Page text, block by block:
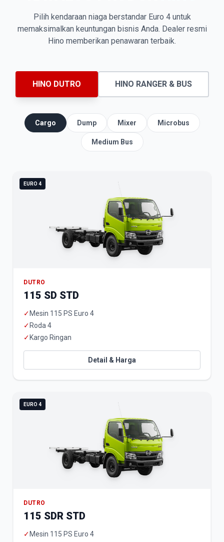
Pilih kendaraan niaga berstandar Euro 4 untuk
memaksimalkan keuntungan bisnis Anda. Dealer resmi
Hino memberikan penawaran terbaik.
HINO DUTRO HINO RANGER & BUS
Cargo Dump Mixer Microbus
Medium Bus
EURO 4
DUTRO
115 SD STD
✓ Mesin 115 PS Euro 4
✓ Roda 4
✓ Kargo Ringan
Detail & Harga
EURO 4
DUTRO
115 SDR STD
✓ Mesin 115 PS Euro 4